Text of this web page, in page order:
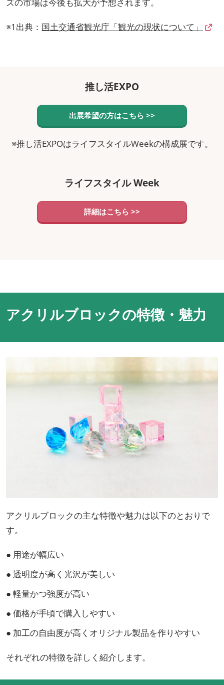
※1出典： 国土交通省観光庁「観光の現状について」
推し活EXPO
出展希望の方はこちら >>
※推し活EXPOはライフスタイルWeekの構成展です。
ライフスタイル Week
詳細はこちら >>
アクリルブロックの特徴・魅力
アクリルブロックの主な特徴や魅力は以下のとおりで
す。
● 用途が幅広い
● 透明度が高く光沢が美しい
● 軽量かつ強度が高い
● 価格が手頃で購入しやすい
● 加工の自由度が高くオリジナル製品を作りやすい
それぞれの特徴を詳しく紹介します。